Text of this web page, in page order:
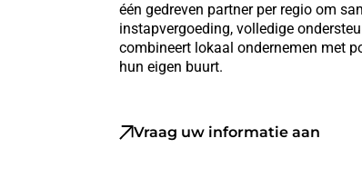
één gedreven partner per regio om
instapvergoeding, volledige
combineert lokaal ondernemen met
hun eigen buurt.
Vraag uw informatie aan